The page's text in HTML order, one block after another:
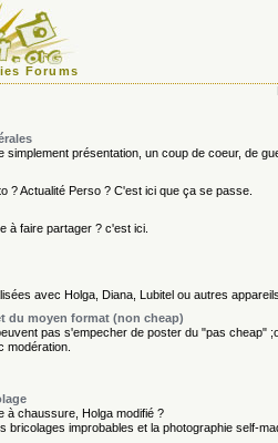
Forums
simplement présentation, un coup de coeur, de
? Actualité Perso ? C'est ici que ça se passe.
à faire partager ? c'est ici.
avec Holga, Diana, Lubitel ou autres
du moyen format (non cheap)
pas s'empecher de poster du "pas cheap"
modération.
à chaussure, Holga modifié ?
bricolages improbables et la photographie self-